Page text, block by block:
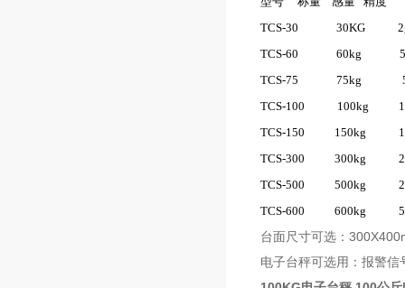
TCS-30 30KG
TCS-60 60kg
TCS-75 75kg
TCS-100 100kg
TCS-150 150kg
TCS-300 300kg
TCS-500 500kg 2
TCS-600 600kg
台面尺寸可选：
电子台秤可选用：报警